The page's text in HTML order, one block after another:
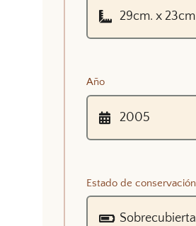
Año
Estado de conservación